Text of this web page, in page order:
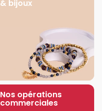
& bijoux
Nos opérations
commerciales